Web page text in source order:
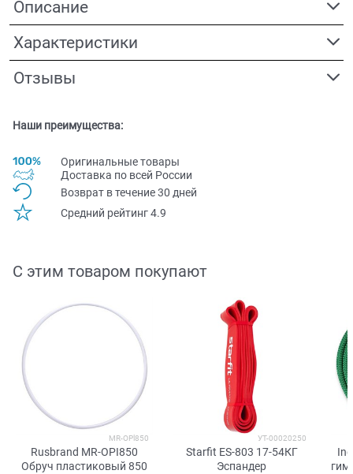
Описание
Характеристики
Отзывы
Наши преимущества:
Оригинальные товары
Доставка по всей Pоссии
Возврат в течение 30 дней
Средний рейтинг 4.9
С этим товаром покупают
MR-OPl850
Rusbrand MR-OPI850
Обруч пластиковый 850
УТ-00020250
Starfit ES-803 17-54КГ
Эспандер